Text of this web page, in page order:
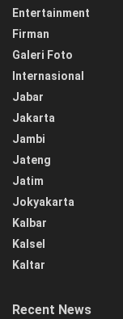
Entertainment
Firman
Galeri Foto
Internasional
Jabar
Jakarta
Jambi
Jateng
Jatim
Jokyakarta
Kalbar
Kalsel
Kaltar
Recent News